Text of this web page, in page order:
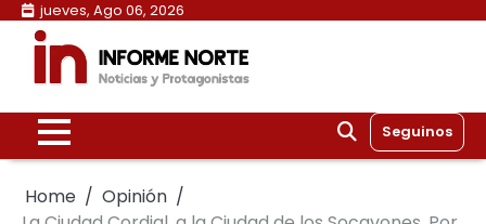
Skip
content
jueves, Ago 06, 2026
Seguinos
Home
Opinión